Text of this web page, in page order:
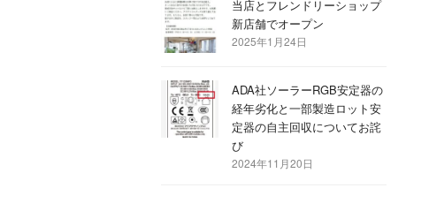
当店とフレンドリーショップ
新店舗でオープン
2025年1月24日
ADA社ソーラーRGB安定器の
経年劣化と一部製造ロット安
定器の自主回収についてお詫
び
2024年11月20日